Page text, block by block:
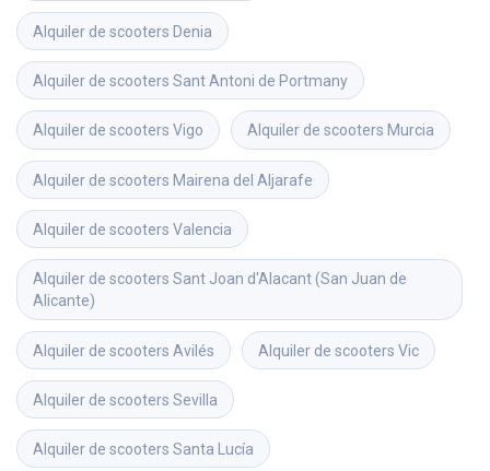
Alquiler de scooters Denia
Alquiler de scooters Sant Antoni de Portmany
Alquiler de scooters Vigo Alquiler de scooters Murcia
Alquiler de scooters Mairena del Aljarafe
Alquiler de scooters Valencia
Alquiler de scooters Sant Joan d'Alacant (San Juan de
Alicante)
Alquiler de scooters Avilés Alquiler de scooters Vic
Alquiler de scooters Sevilla
Alquiler de scooters Santa Lucía